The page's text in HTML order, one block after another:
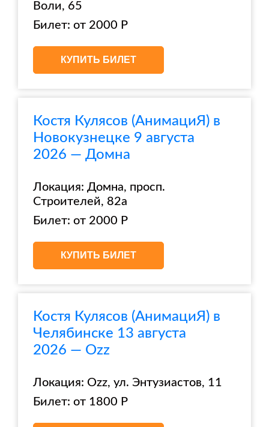
Воли, 65
Билет: от 2000 Р
КУПИТЬ БИЛЕТ
Костя Кулясов (АнимациЯ) в
Новокузнецке 9 августа
2026 — Домна
Локация: Домна, просп.
Строителей, 82а
Билет: от 2000 Р
КУПИТЬ БИЛЕТ
Костя Кулясов (АнимациЯ) в
Челябинске 13 августа
2026 — Ozz
Локация: Ozz, ул. Энтузиастов, 11
Билет: от 1800 Р